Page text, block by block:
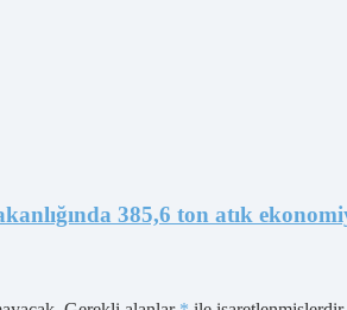
385,6 ton atık